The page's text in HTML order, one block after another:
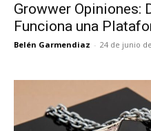
Growwer Opiniones:
Funciona una
Belén Garmendiaz - 24 de junio